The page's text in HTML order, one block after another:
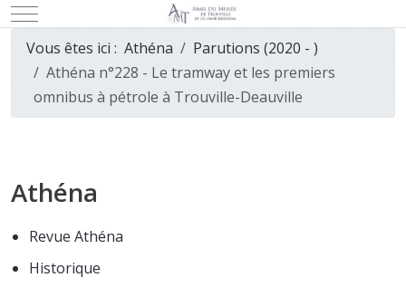
Mobile Menu Toggle
Vous êtes ici : Athéna
Parutions (2020 - )
Athéna n°228 - Le tramway et les premiers
omnibus à pétrole à Trouville-Deauville
Athéna
Revue Athéna
Historique